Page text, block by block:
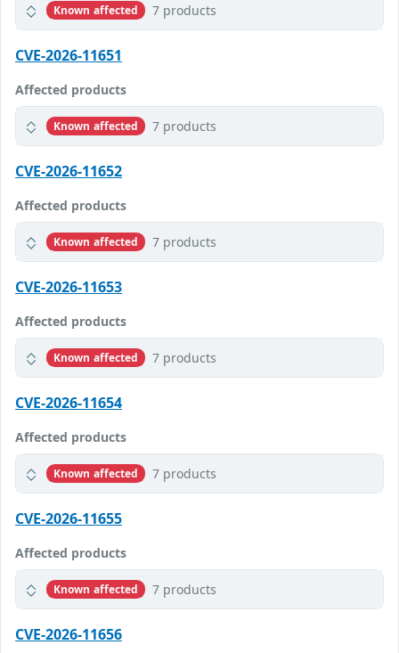
Known affected 7 products
CVE-2026-11651
Affected products
Known affected 7 products
CVE-2026-11652
Affected products
Known affected 7 products
CVE-2026-11653
Affected products
Known affected 7 products
CVE-2026-11654
Affected products
Known affected 7 products
CVE-2026-11655
Affected products
Known affected 7 products
CVE-2026-11656